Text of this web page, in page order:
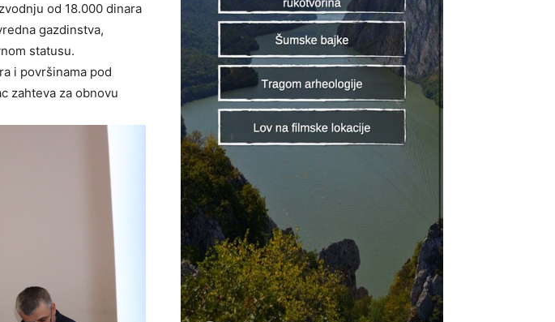
od 18.000 dinara
gazdinstva,
statusu.
i površinama pod
zahteva za obnovu